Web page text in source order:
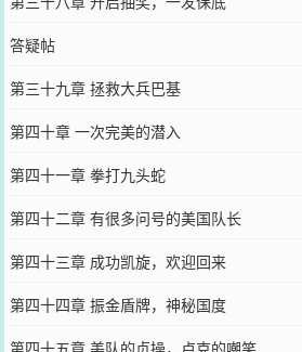
答疑帖
第三十九章 拯救大兵巴基
第四十章 一次完美的潜入
第四十一章 拳打九头蛇
第四十二章 有很多问号的美国队长
第四十三章 成功凯旋，欢迎回来
第四十四章 振金盾牌，神秘国度
第四十五章 美队的贞操，卢克的嘲笑